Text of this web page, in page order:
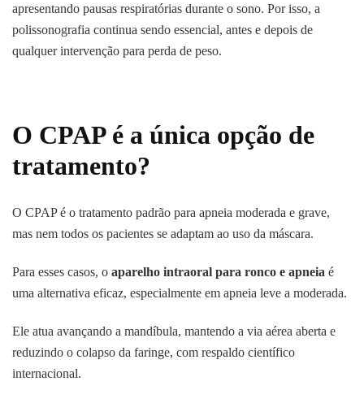
apresentando pausas respiratórias durante o sono. Por isso, a
polissonografia continua sendo essencial, antes e depois de
qualquer intervenção para perda de peso.
O CPAP é a única opção de
tratamento?
O CPAP é o tratamento padrão para apneia moderada e grave,
mas nem todos os pacientes se adaptam ao uso da máscara.
Para esses casos, o aparelho intraoral para ronco e apneia é
uma alternativa eficaz, especialmente em apneia leve a moderada.
Ele atua avançando a mandíbula, mantendo a via aérea aberta e
reduzindo o colapso da faringe, com respaldo científico
internacional.